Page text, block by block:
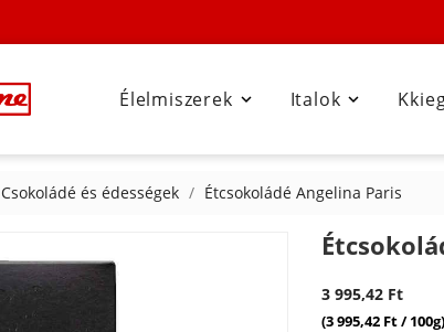

Élelmiszerek 
Italok
Csokoládé és édességek Étcsokoládé Angelina Paris
3 995,42 Ft
(3 995,42 Ft / 100g)